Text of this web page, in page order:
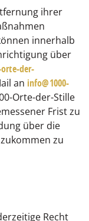
ihrer
innerhalb
über
der-
an info@1000-
Orte-der-Stille
Frist zu
über die
zu
Recht